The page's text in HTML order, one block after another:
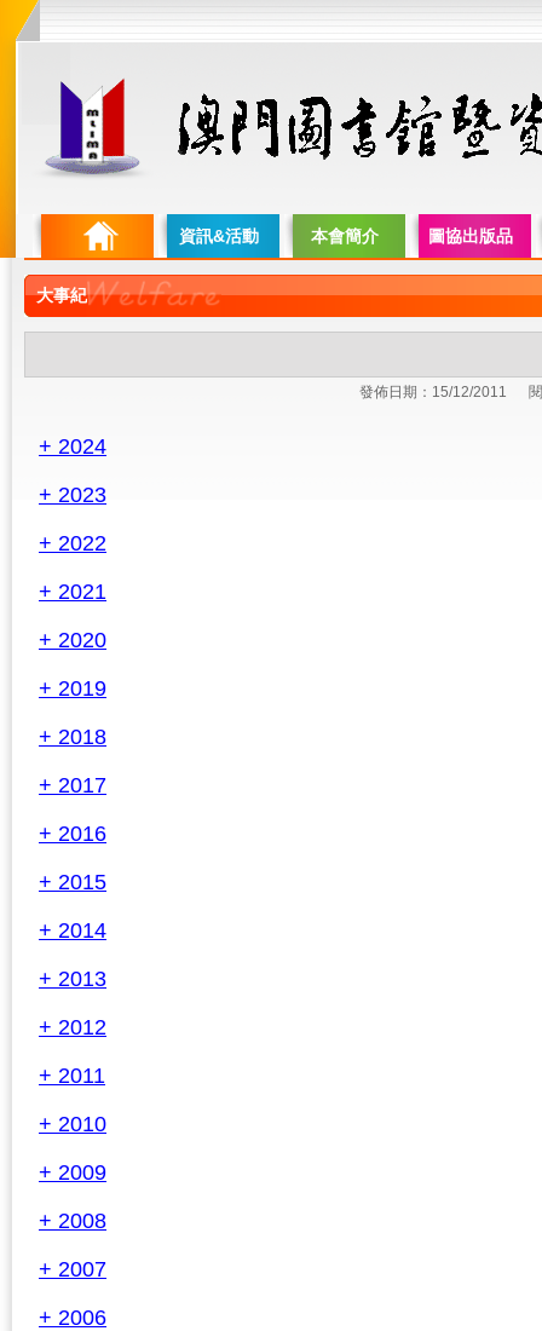
資訊&活動 本會簡介 圖協出版品
大事紀
發佈日期：15/12/2011
+ 2024
+ 2023
+ 2022
+ 2021
+ 2020
+ 2019
+ 2018
+ 2017
+ 2016
+ 2015
+ 2014
+ 2013
+ 2012
+ 2011
+ 2010
+ 2009
+ 2008
+ 2007
+ 2006